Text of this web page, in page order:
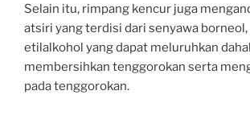
Selain itu, rimpang kencur juga
atsiri yang terdisi dari senyawa
etilalkohol yang dapat meluruhkan
membersihkan tenggorokan serta
pada tenggorokan.